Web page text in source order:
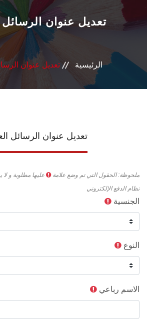
تعديل عنوان الرسائل
الرئيسية تعديل عنوان
تعديل عنوان الرسائل
ملحوظة: الحقول التي تم وضع علامة
عليها مطلوبة و
نظام الدفع الإلكتروني
الجنسية
النوع
الاسم رباعي